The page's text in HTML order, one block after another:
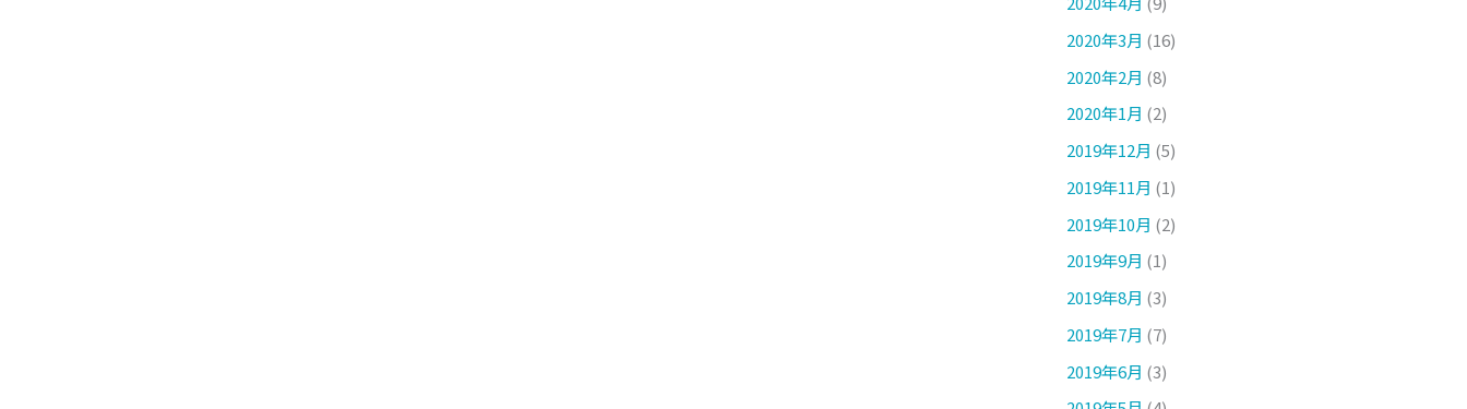
2020年3月 (16)
2020年2月 (8)
2020年1月 (2)
2019年12月 (5)
2019年11月 (1)
2019年10月 (2)
2019年9月 (1)
2019年8月 (3)
2019年7月 (7)
2019年6月 (3)